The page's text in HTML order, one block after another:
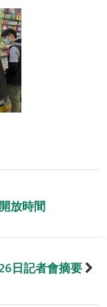
放時間
日記者會摘要